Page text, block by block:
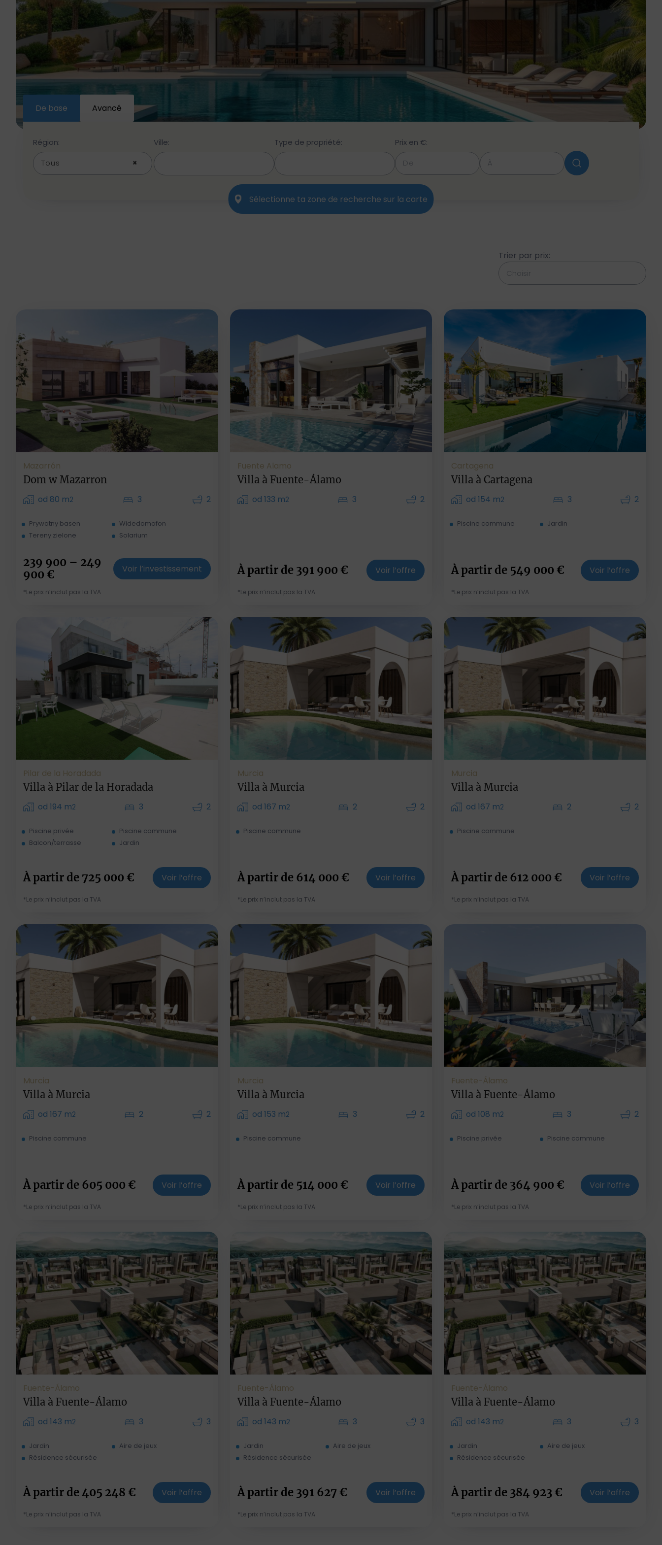
De base Avancé
Région:
×
Tous
Ville: Type de propriété: Prix en €:
Sélectionne ta zone de recherche sur la carte
Trier par prix:
Mazarrón
Dom w Mazarron
od 80 m2 3 2
Prywatny basen
Widedomofon
Tereny zielone
Solarium
239 900 – 249
900 € Voir l’investissement
*Le prix n’inclut pas la TVA
Fuente Alamo
Villa à Fuente-Álamo
od 133 m2 3 2
À partir de 391 900 € Voir l’offre
*Le prix n’inclut pas la TVA
Cartagena
Villa à Cartagena
od 154 m2 3 2
Piscine commune Jardin
À partir de 549 000 € Voir l’offre
*Le prix n’inclut pas la TVA
Pilar de la Horadada
Villa à Pilar de la Horadada
od 194 m2 3 2
Piscine privée
Piscine commune
Balcon/terrasse
Jardin
À partir de 725 000 € Voir l’offre
*Le prix n’inclut pas la TVA
Murcia
Villa à Murcia
od 167 m2 2 2
Piscine commune
À partir de 614 000 € Voir l’offre
*Le prix n’inclut pas la TVA
Murcia
Villa à Murcia
od 167 m2 2 2
Piscine commune
À partir de 612 000 € Voir l’offre
*Le prix n’inclut pas la TVA
Murcia
Villa à Murcia
od 167 m2 2 2
Piscine commune
À partir de 605 000 € Voir l’offre
*Le prix n’inclut pas la TVA
Murcia
Villa à Murcia
od 153 m2 3 2
Piscine commune
À partir de 514 000 € Voir l’offre
*Le prix n’inclut pas la TVA
Fuente-Álamo
Villa à Fuente-Álamo
od 108 m2 3 2
Piscine privée Piscine commune
À partir de 364 900 € Voir l’offre
*Le prix n’inclut pas la TVA
Fuente-Álamo
Villa à Fuente-Álamo
od 143 m2 3 3
Jardin
Aire de jeux
Résidence sécurisée
À partir de 405 248 € Voir l’offre
*Le prix n’inclut pas la TVA
Fuente-Álamo
Villa à Fuente-Álamo
od 143 m2 3 3
Jardin
Aire de jeux
Résidence sécurisée
À partir de 391 627 € Voir l’offre
*Le prix n’inclut pas la TVA
Fuente-Álamo
Villa à Fuente-Álamo
od 143 m2 3 3
Jardin
Aire de jeux
Résidence sécurisée
À partir de 384 923 € Voir l’offre
*Le prix n’inclut pas la TVA